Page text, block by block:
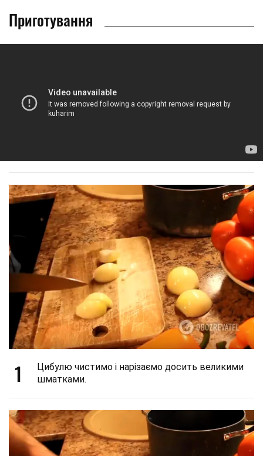
Приготування
1
Цибулю чистимо і нарізаємо досить великими
шматками.